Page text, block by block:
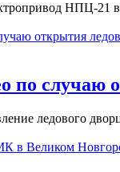
НПЦ-21
по случаю
ледового